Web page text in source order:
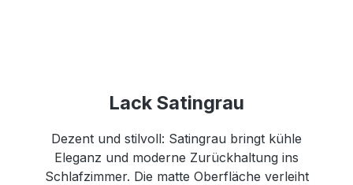
Lack Satingrau
Dezent und stilvoll: Satingrau bringt kühle
Eleganz und moderne Zurückhaltung ins
Schlafzimmer. Die matte Oberfläche verleiht